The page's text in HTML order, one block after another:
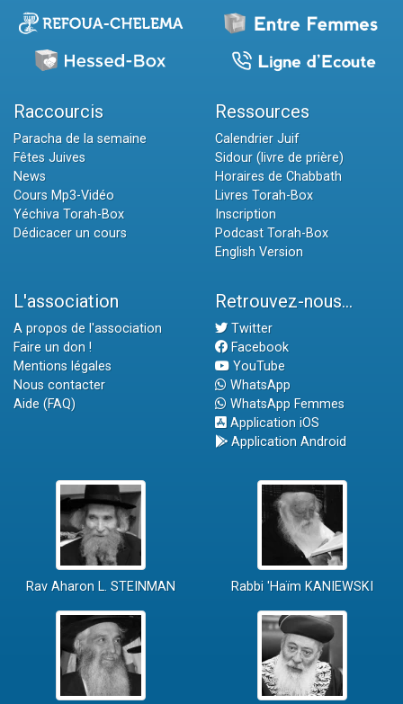
Raccourcis
Paracha de la semaine
Fêtes Juives
News
Cours Mp3-Vidéo
Yéchiva Torah-Box
Dédicacer un cours
Ressources
Calendrier Juif
Sidour (livre de prière)
Horaires de Chabbath
Livres Torah-Box
Inscription
Podcast Torah-Box
English Version
L'association
A propos de l'association
Faire un don !
Mentions légales
Nous contacter
Aide (FAQ)
Retrouvez-nous...
Twitter
Facebook
YouTube
WhatsApp
WhatsApp Femmes
Application iOS
Application Android
Rav Aharon L. STEINMAN Rabbi 'Haïm KANIEWSKI